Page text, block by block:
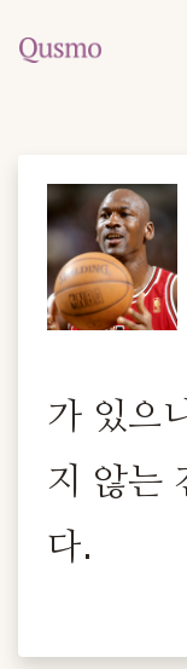
가 있으
지 않는
다.